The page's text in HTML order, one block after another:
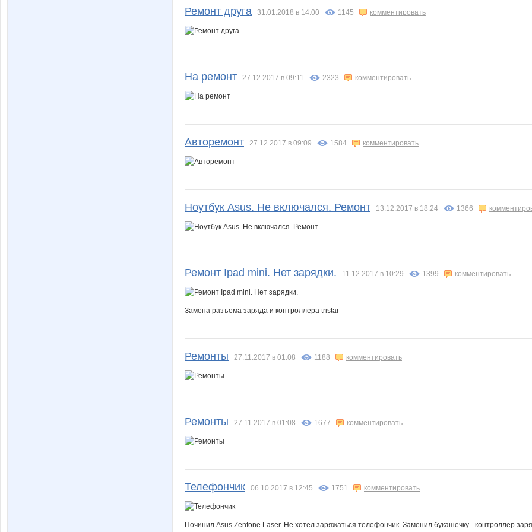
Ремонт друга 31.01.2018 в 14:00 1145 комментировать
На ремонт 27.12.2017 в 09:11 2323 комментировать
Авторемонт 27.12.2017 в 09:09 1584 комментировать
Ноутбук Asus. Не включался. Ремонт 13.12.2017 в 18:24 1366
Ремонт Ipad mini. Нет зарядки. 11.12.2017 в 10:29 1399 комментировать
Замена разъема заряда и контроллера tristar
Ремонты 27.11.2017 в 01:08 1188 комментировать
Ремонты 27.11.2017 в 01:08 1677 комментировать
Телефончик 06.10.2017 в 12:45 1751 комментировать
Починил Asus Zenfone Laser. Не хотел заряжаться телефончик. Заменил букашечку - контроллер